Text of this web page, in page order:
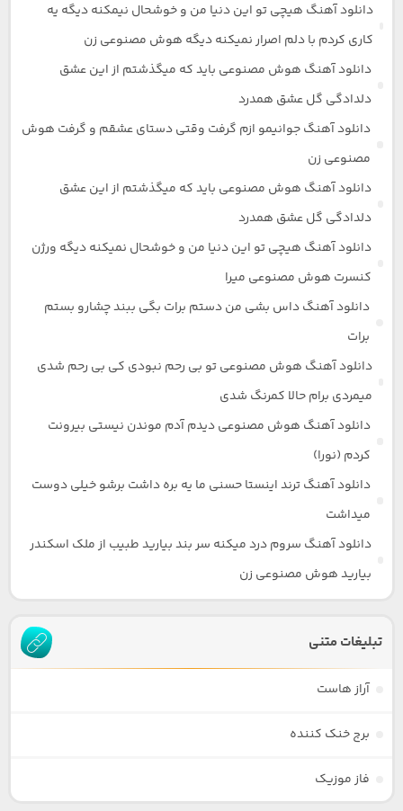
دانلود آهنگ هیچی تو این دنیا من و خوشحال نیمکنه دیگه یه
کاری کردم با دلم اصرار نمیکنه دیگه هوش مصنوعی زن
دانلود آهنگ هوش مصنوعی باید که میگذشتم از این عشق
دلدادگی گل عشق همدرد
دانلود آهنگ جوانیمو ازم گرفت وقتی دستای عشقم و گرفت هوش
مصنوعی زن
دانلود آهنگ هوش مصنوعی باید که میگذشتم از این عشق
دلدادگی گل عشق همدرد
دانلود آهنگ هیچی تو این دنیا من و خوشحال نمیکنه دیگه ورژن
کنسرت هوش مصنوعی میرا
دانلود آهنگ داس بشی من دستم برات بگی ببند چشارو بستم
برات
دانلود آهنگ هوش مصنوعی تو بی رحم نبودی کی بی رحم شدی
میمردی برام حالا کمرنگ شدی
دانلود آهنگ هوش مصنوعی دیدم آدم موندن نیستی بیرونت
کردم (نورا)
دانلود آهنگ ترند اینستا حسنی ما یه بره داشت برشو خیلی دوست
میداشت
دانلود آهنگ سروم درد میکنه سر بند بیارید طبیب از ملک اسکندر
بیارید هوش مصنوعی زن
تبلیغات متنی
آراز هاست
برج خنک کننده
فاز موزیک